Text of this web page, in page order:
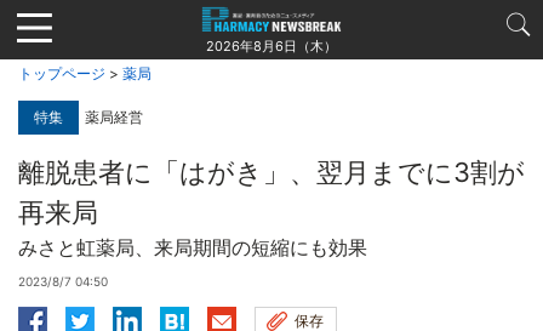
Jump
to
navigation
2026年8月6日（木）
トップページ > 薬局
特集 薬局経営
離脱患者に「はがき」、翌月までに3割が
再来局
みさと虹薬局、来局期間の短縮にも効果
2023/8/7 04:50
保存